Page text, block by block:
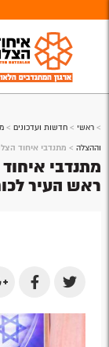
> ראשי > חדשות ועדכונים >
וההצלה > מתנדבי איחוד
מתנדבי
ראש העיר
Share
on
Twitter
Share
on